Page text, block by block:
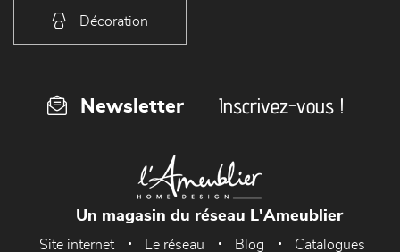
Décoration
Newsletter Inscrivez-vous !
Un magasin du réseau L'Ameublier
Site internet Le réseau Blog Catalogues